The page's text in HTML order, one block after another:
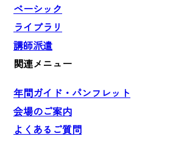
ベーシック
ライブラリ
講師派遣
関連メニュー
年間ガイド・パンフレット
会場のご案内
よくあるご質問